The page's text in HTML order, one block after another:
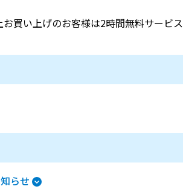
買い上げのお客様は2時間無料サービス
らせ